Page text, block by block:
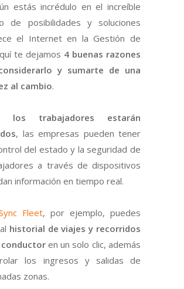
estás incrédulo en el increíble
de posibilidades y soluciones
el Internet en la Gestión de
te dejamos 4 buenas razones
y sumarte de una
al cambio.
los trabajadores estarán
, las empresas pueden tener
del estado y la seguridad de
a través de dispositivos
información en tiempo real.
Fleet, por ejemplo, puedes
historial de viajes y recorridos
conductoren un solo clic, además
los ingresos y salidas de
zonas.